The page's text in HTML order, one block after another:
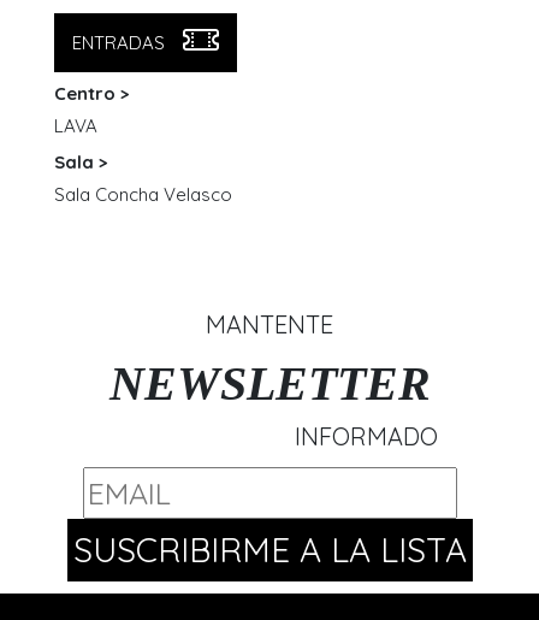
ENTRADAS
Centro >
LAVA
Sala >
Sala Concha Velasco
MANTENTE
NEWSLETTER
INFORMADO